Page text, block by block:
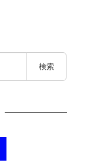
検索